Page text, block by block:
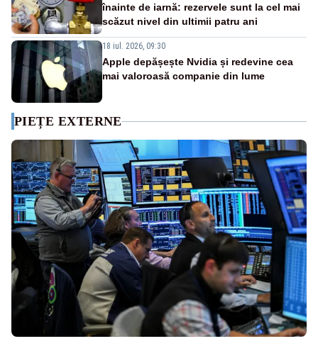
înainte de iarnă: rezervele sunt la cel mai
scăzut nivel din ultimii patru ani
18 iul. 2026, 09:30
Apple depășește Nvidia și redevine cea
mai valoroasă companie din lume
PIEȚE EXTERNE